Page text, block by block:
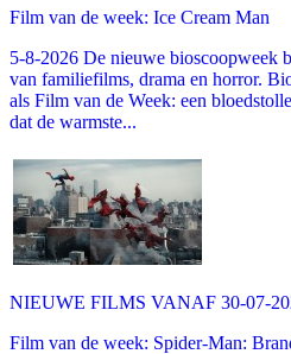
Film van de week: Ice Cream Man
5-8-2026 De nieuwe bioscoopweek
van familiefilms, drama en horror.
als Film van de Week: een
dat de warmste...
NIEUWE FILMS VANAF 30-07-
Film van de week: Spider-Man: